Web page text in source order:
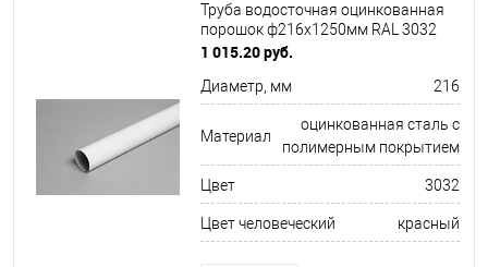
Труба водосточная оцинкованная
порошок ф216х1250мм RAL 3032
1 015.20 руб.
Диаметр, мм 216
Материал
оцинкованная сталь с
полимерным покрытием
Цвет 3032
Цвет человеческий красный